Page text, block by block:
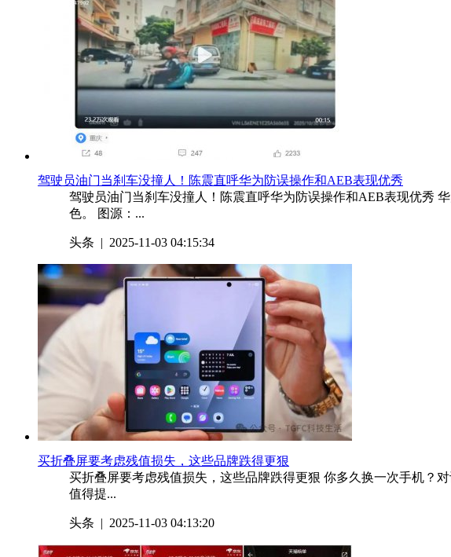
​驾驶员油门当刹车没撞人！陈震直呼华为防误操作和AEB表现优秀
驾驶员油门当刹车没撞人！陈震直呼华为防误操作和AEB表现优秀
色。 图源：...
头条 | 2025-11-03 04:15:34
​买折叠屏要考虑残值损失，这些品牌跌得更狠
买折叠屏要考虑残值损失，这些品牌跌得更狠 你多久换一次手机？
值得提...
头条 | 2025-11-03 04:13:20